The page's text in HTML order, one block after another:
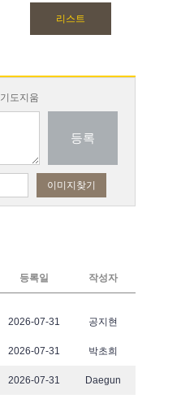
리스트
기도지움
등록일 작성자
2026-07-31 공지현
2026-07-31 박초희
2026-07-31 Daegun